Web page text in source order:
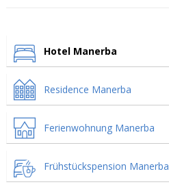
Hotel Manerba
Residence Manerba
Ferienwohnung Manerba
Frühstückspension Manerba